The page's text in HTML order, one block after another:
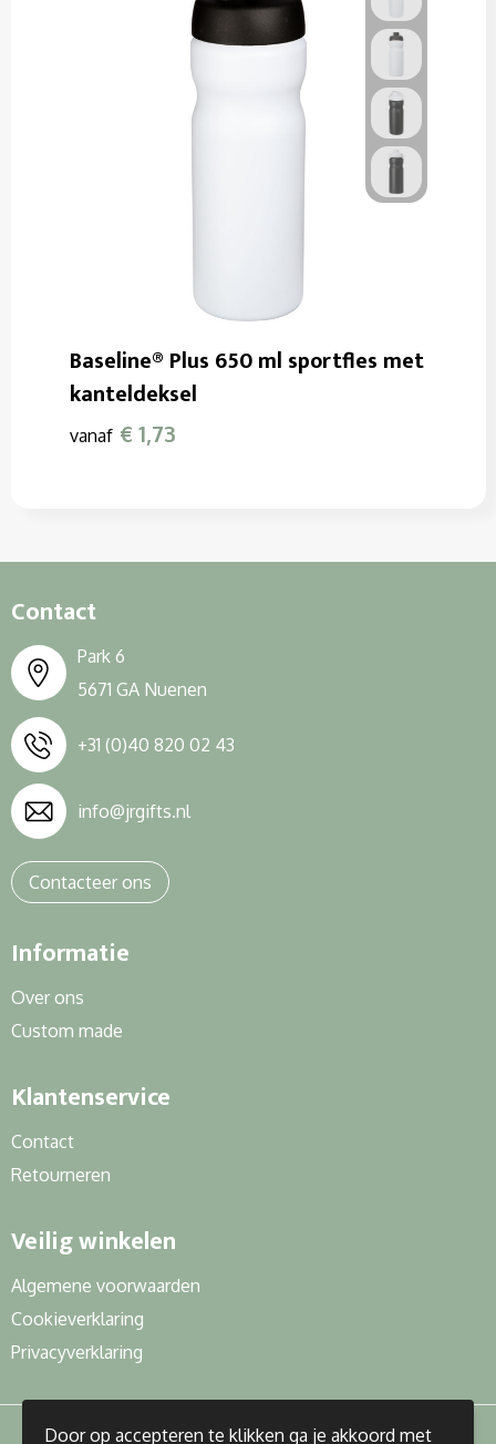
Baseline® Plus 650 ml sportfles met
kanteldeksel
vanaf € 1,73
Contact
Park 6
5671 GA Nuenen
+31 (0)40 820 02 43
info@jrgifts.nl
Contacteer ons
Informatie
Over ons
Custom made
Klantenservice
Contact
Retourneren
Veilig winkelen
Algemene voorwaarden
Cookieverklaring
Privacyverklaring
Door op accepteren te klikken ga je akkoord met